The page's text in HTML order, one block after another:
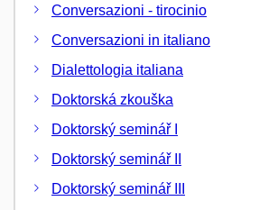
Conversazioni - tirocinio
Conversazioni in italiano
Dialettologia italiana
Doktorská zkouška
Doktorský seminář I
Doktorský seminář II
Doktorský seminář III